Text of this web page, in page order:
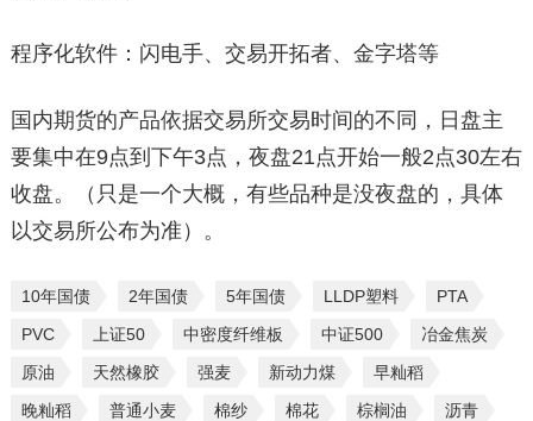
程序化软件：闪电手、交易开拓者、金字塔等
国内期货的产品依据交易所交易时间的不同，日盘主
要集中在9点到下午3点，夜盘21点开始一般2点30左右
收盘。（只是一个大概，有些品种是没夜盘的，具体
以交易所公布为准）。
10年国债 2年国债 5年国债 LLDP塑料
PTA
PVC
上证50 中密度纤维板 中证500
冶金焦炭
原油
天然橡胶 强麦 新动力煤
早籼稻
晚籼稻
普通小麦 棉纱 棉花 棕榈油
沥青